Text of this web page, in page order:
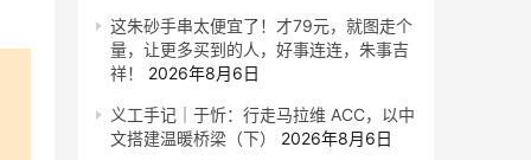
这朱砂手串太便宜了！才79元，就图走个
量，让更多买到的人，好事连连，朱事吉
祥！
2026年8月6日
义工手记｜于忻：行走马拉维 ACC，以中
文搭建温暖桥梁（下）
2026年8月6日